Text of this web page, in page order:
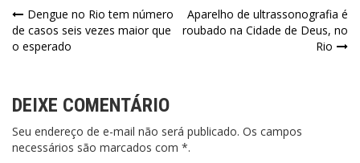
Dengue no Rio tem número
de casos seis vezes maior que
o esperado
Aparelho de ultrassonografia é
roubado na Cidade de Deus, no
Rio
DEIXE COMENTÁRIO
Seu endereço de e-mail não será publicado. Os campos
necessários são marcados com *.